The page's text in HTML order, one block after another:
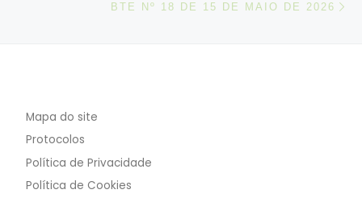
BTE Nº 18 DE 15 DE MAIO DE 2026
Mapa do site
Protocolos
Política de Privacidade
Política de Cookies